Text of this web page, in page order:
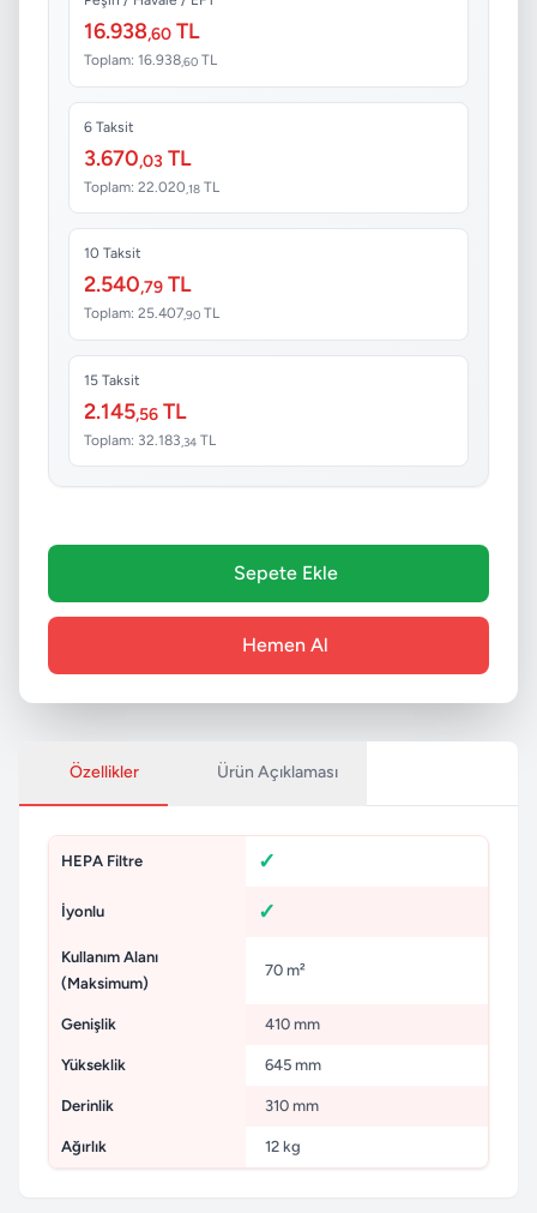
16.938,60 TL
Toplam: 16.938,60 TL
6 Taksit
3.670,03 TL
Toplam: 22.020 ,18 TL
10 Taksit
2.540,79 TL
Toplam: 25.407,90 TL
15 Taksit
2.145,56 TL
Toplam: 32.183 ,34 TL
Sepete Ekle
Hemen Al
Özellikler Ürün Açıklaması
HEPA Filtre
İyonlu
Kullanım Alanı
(Maksimum)
70 m²
Genişlik 410 mm
Yükseklik 645 mm
Derinlik 310 mm
Ağırlık 12 kg